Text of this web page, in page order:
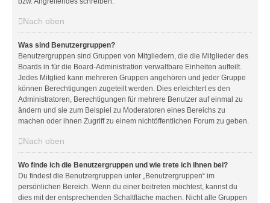
Nach oben
Was sind Benutzergruppen?
Benutzergruppen sind Gruppen von Mitgliedern, die die Mitglieder des
Boards in für die Board-Administration verwaltbare Einheiten aufteilt.
Jedes Mitglied kann mehreren Gruppen angehören und jeder Gruppe
können Berechtigungen zugeteilt werden. Dies erleichtert es den
Administratoren, Berechtigungen für mehrere Benutzer auf einmal zu
ändern und sie zum Beispiel zu Moderatoren eines Bereichs zu
machen oder ihnen Zugriff zu einem nichtöffentlichen Forum zu geben.
Nach oben
Wo finde ich die Benutzergruppen und wie trete ich ihnen bei?
Du findest die Benutzergruppen unter „Benutzergruppen“ im
persönlichen Bereich. Wenn du einer beitreten möchtest, kannst du
dies mit der entsprechenden Schaltfläche machen. Nicht alle Gruppen